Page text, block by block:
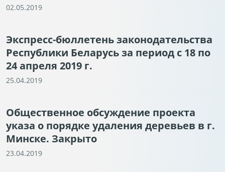
02.05.2019
Экспресс-бюллетень законодательства
Республики Беларусь за период с 18 по
24 апреля 2019 г.
25.04.2019
Общественное обсуждение проекта
указа о порядке удаления деревьев в г.
Минске. Закрыто
23.04.2019